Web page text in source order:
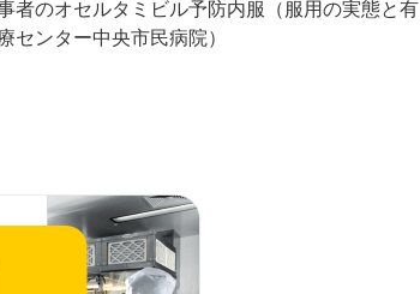
のオセルタミビル予防内服（服用の実態と有
センター中央市民病院）